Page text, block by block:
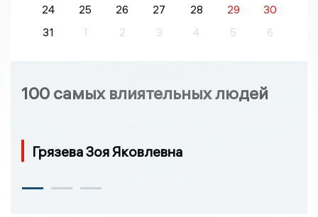
24
25 26 27 28 29
30
31
1 2 3 4 5 6
100 самых влиятельных людей
Грязева Зоя Яковлевна